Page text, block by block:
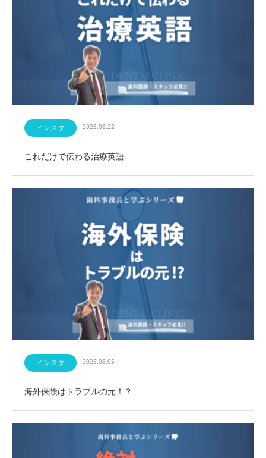
インスタ 2025.08.22
これだけで伝わる治療英語
インスタ 2025.08.05
海外保険はトラブルの元！？